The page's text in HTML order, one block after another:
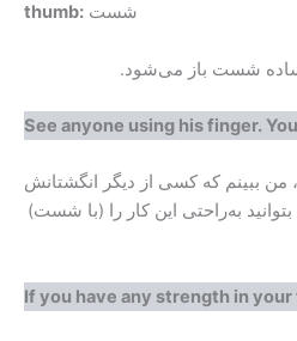
thumb: شست
شست باز می‌شود.
See anyone using his finger.
من ببینم که کسی از دیگر انگشتانش
به‌راحتی این کار را (با شست)
If you have any strength in